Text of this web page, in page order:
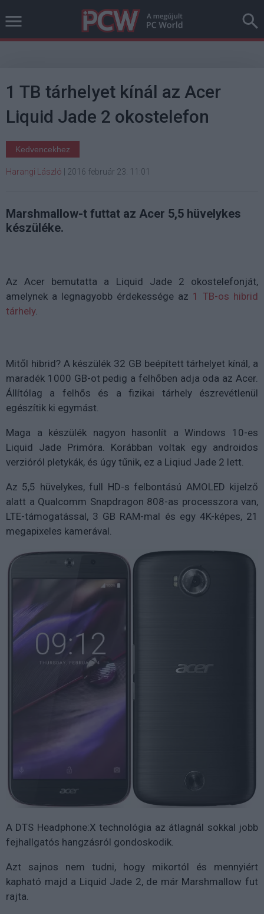
1 TB tárhelyet kínál az Acer
Liquid Jade 2 okostelefon
Kedvencekhez
Harangi László 2016 február 23. 11:01
Marshmallow-t futtat az Acer 5,5 hüvelykes
készüléke.
Az Acer bemutatta a Liquid Jade 2 okostelefonját,
amelynek a legnagyobb érdekessége az 1 TB-os hibrid
tárhely.
Mitől hibrid? A készülék 32 GB beépített tárhelyet kínál, a
maradék 1000 GB-ot pedig a felhőben adja oda az Acer.
Állítólag a felhős és a fizikai tárhely észrevétlenül
egészítik ki egymást.
Maga a készülék nagyon hasonlít a Windows 10-es
Liquid Jade Primóra. Korábban voltak egy androidos
verzióról pletykák, és úgy tűnik, ez a Liqiud Jade 2 lett.
Az 5,5 hüvelykes, full HD-s felbontású AMOLED kijelző
alatt a Qualcomm Snapdragon 808-as processzora van,
LTE-támogatással, 3 GB RAM-mal és egy 4K-képes, 21
megapixeles kamerával.
A DTS Headphone:X technológia az átlagnál sokkal jobb
fejhallgatós hangzásról gondoskodik.
Azt sajnos nem tudni, hogy mikortól és mennyiért
kapható majd a Liquid Jade 2, de már Marshmallow fut
rajta.